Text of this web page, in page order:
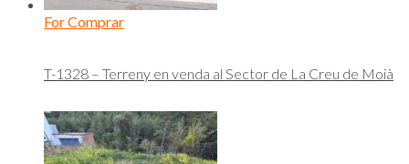
For Comprar
T-1328 – Terreny en venda al Sector de La Creu de Moià